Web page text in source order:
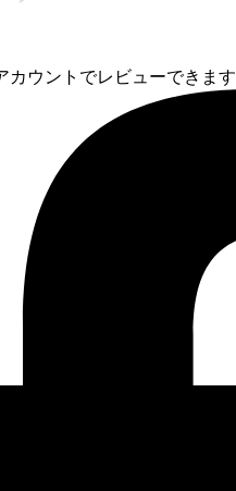
カウントでレビューできます